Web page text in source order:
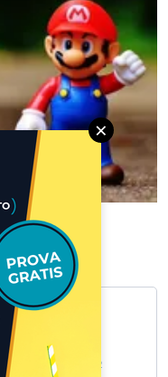
nel primo
A 171… »
×